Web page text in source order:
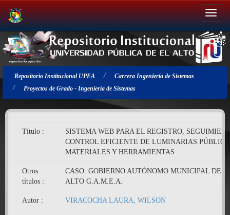
Salir
de
la
navegación
Repositorio Institucional UPEA
Carrera Ingeniería de Sistemas
Proyectos de Grado - Ingeniería de Sistemas
Título :
SISTEMA WEB PARA EL REGISTRO,
CONTROL EFICIENTE DE LUMINARIAS
MATERIALES Y HERRAMIENTAS
Otros
títulos :
CASO: GOBIERNO AUTÓNOMO MUNICIPAL DE
ALTO G.A.M.E.A.
Autor : VIRACOCHA LAURA, WILSON